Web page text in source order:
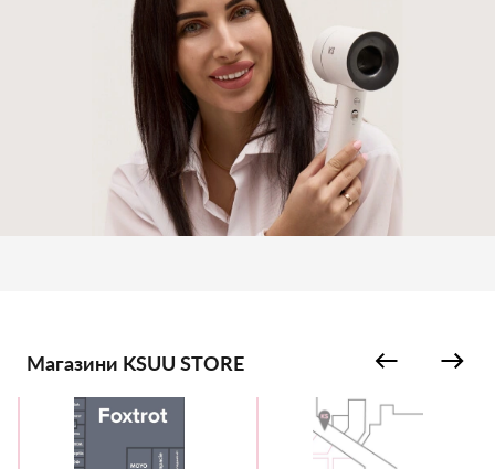
Магазини KSUU STORE